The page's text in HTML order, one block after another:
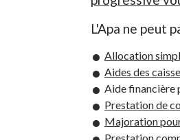
L'Apa ne peut
Allocation
Aides des
Aide financière
Prestation de
Majoration